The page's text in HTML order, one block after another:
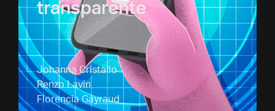
transparente
Johanna Cristallo
Renzo Lavin
Florencia Gayraud